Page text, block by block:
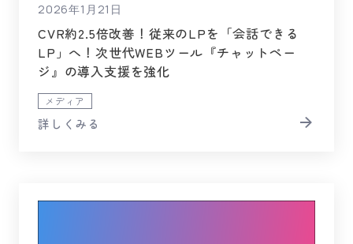
2026年1月21日
CVR約2.5倍改善！従来のLPを「会話できる
LP」へ！次世代WEBツール『チャットペー
ジ』の導入支援を強化
メディア
詳しくみる